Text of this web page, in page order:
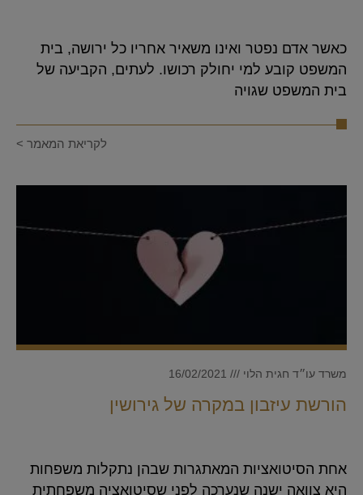
כאשר אדם נפטר ואינו משאיר אחריו כל ירושה, בית
המשפט קובע למי יחולק רכושו. לעתים, הקביעה של
בית המשפט שגויה
לקריאת המאמר >
הורשת עיזבון במקרה של גירושין
משרד עו״ד חגית הלוי
אחת הסיטואציות המאתגרות שבהן נתקלות משפחות
היא צוואה ישנה שנערכה לפני שסיטואציה משפחתית